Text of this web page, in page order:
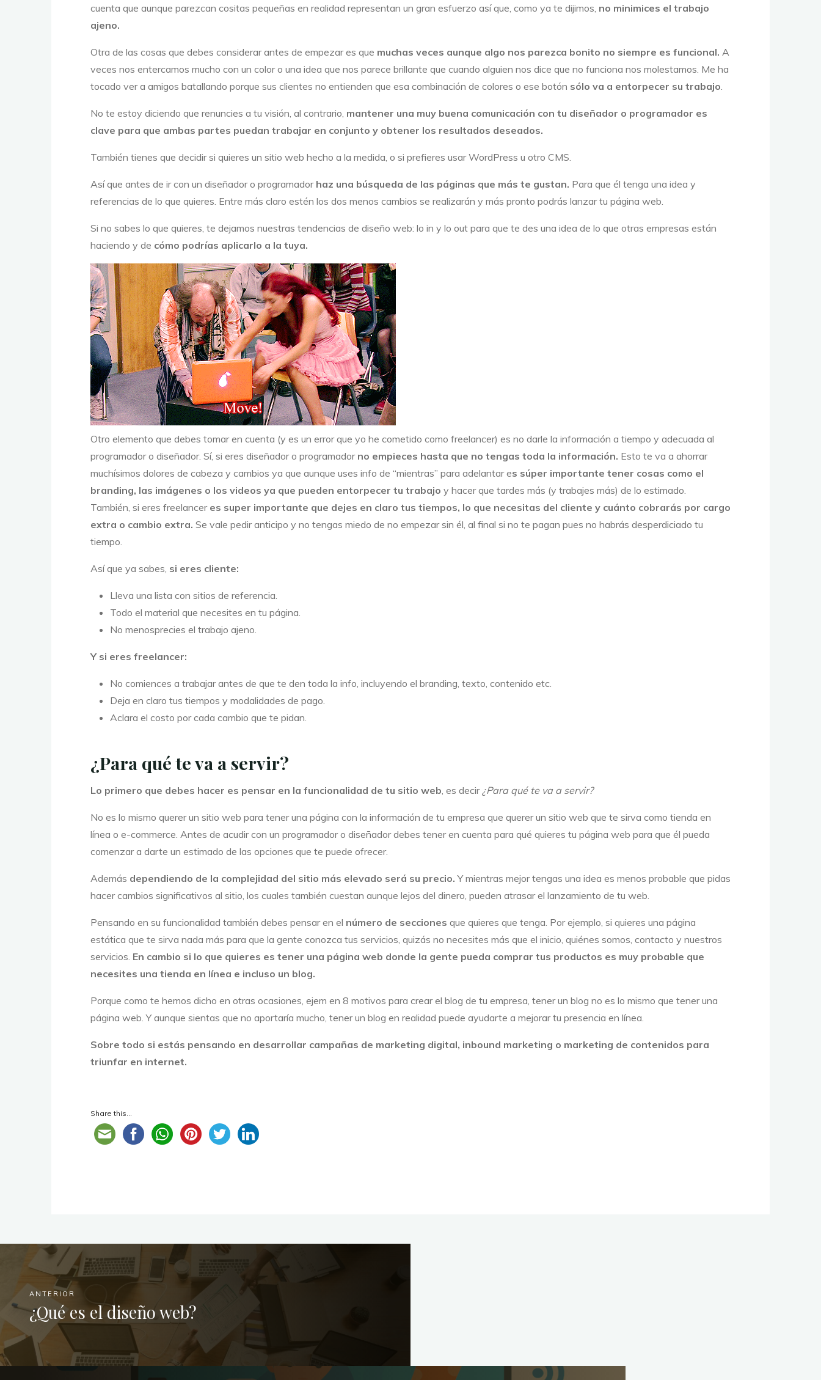
cuenta que aunque parezcan cositas pequeñas en realidad representan un gran esfuerzo así que, como ya te dijimos, no minimices el trabajo
ajeno.
Otra de las cosas que debes considerar antes de empezar es que muchas veces aunque algo nos parezca bonito no siempre es funcional. A
veces nos entercamos mucho con un color o una idea que nos parece brillante que cuando alguien nos dice que no funciona nos molestamos. Me ha
tocado ver a amigos batallando porque sus clientes no entienden que esa combinación de colores o ese botón sólo va a entorpecer su trabajo
No te estoy diciendo que renuncies a tu visión, al contrario, mantener una muy buena comunicación con tu diseñador o programador es
clave para que ambas partes puedan trabajar en conjunto y obtener los resultados deseados.
También tienes que decidir si quieres un sitio web hecho a la medida, o si prefieres usar WordPress u otro CMS.
Así que antes de ir con un diseñador o programador haz una búsqueda de las páginas que más te gustan. Para que él tenga una idea y
referencias de lo que quieres. Entre más claro estén los dos menos cambios se realizarán y más pronto podrás lanzar tu página web.
Si no sabes lo que quieres, te dejamos nuestras tendencias de diseño web: lo in y lo out para que te des una idea de lo que otras empresas están
haciendo y de cómo podrías aplicarlo a la tuya.
Otro elemento que debes tomar en cuenta (y es un error que yo he cometido como freelancer) es no darle la información a tiempo y adecuada al
programador o diseñador. Sí, si eres diseñador o programador no empieces hasta que no tengas toda la información. Esto te va a ahorrar
muchísimos dolores de cabeza y cambios ya que aunque uses info de “mientras” para adelantar es súper importante tener cosas como el
branding, las imágenes o los videos ya que pueden entorpecer tu trabajo y hacer que tardes más (y trabajes más) de lo estimado.
También, si eres freelancer es super importante que dejes en claro tus tiempos, lo que necesitas del cliente y cuánto cobrarás por cargo
extra o cambio extra. Se vale pedir anticipo y no tengas miedo de no empezar sin él, al final si no te pagan pues no habrás desperdiciado tu
tiempo.
Así que ya sabes, si eres cliente:
Lleva una lista con sitios de referencia.
Todo el material que necesites en tu página.
No menosprecies el trabajo ajeno.
Y si eres freelancer:
No comiences a trabajar antes de que te den toda la info, incluyendo el branding, texto, contenido etc.
Deja en claro tus tiempos y modalidades de pago.
Aclara el costo por cada cambio que te pidan.
¿Para qué te va a servir?
Lo primero que debes hacer es pensar en la funcionalidad de tu sitio web, es decir¿Para qué te va a servir?
No es lo mismo querer un sitio web para tener una página con la información de tu empresa que querer un sitio web que te sirva como tienda en
línea o e-commerce. Antes de acudir con un programador o diseñador debes tener en cuenta para qué quieres tu página web para que él pueda
comenzar a darte un estimado de las opciones que te puede ofrecer.
Además dependiendo de la complejidad del sitio más elevado será su precio. Y mientras mejor tengas una idea es menos probable que pidas
hacer cambios significativos al sitio, los cuales también cuestan aunque lejos del dinero, pueden atrasar el lanzamiento de tu web.
Pensando en su funcionalidad también debes pensar en el número de secciones que quieres que tenga. Por ejemplo, si quieres una página
estática que te sirva nada más para que la gente conozca tus servicios, quizás no necesites más que el inicio, quiénes somos, contacto y nuestros
servicios. En cambio si lo que quieres es tener una página web donde la gente pueda comprar tus productos es muy probable que
necesites una tienda en línea e incluso un blog.
Porque como te hemos dicho en otras ocasiones, ejem en 8 motivos para crear el blog de tu empresa, tener un blog no es lo mismo que tener una
página web. Y aunque sientas que no aportaría mucho, tener un blog en realidad puede ayudarte a mejorar tu presencia en línea.
Sobre todo si estás pensando en desarrollar campañas de marketing digital, inbound marketing o marketing de contenidos para
triunfar en internet.
Share this...
ANTERIOR
¿Qué es el diseño web?